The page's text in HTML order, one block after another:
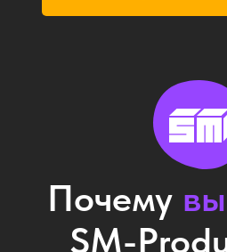
Большой опыт работы с
крупными и сложными
проектами
по оформлению
и брендированию.